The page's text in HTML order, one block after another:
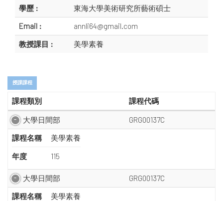
學歷 :
東海大學美術研究所藝術碩士
Email :
annli64@gmail.com
教授課目 :
美學素養
授課課程
課程類別 課程代碼
大學日間部
GRG00137C
課程名稱
美學素養
年度 115
大學日間部
GRG00137C
課程名稱
美學素養